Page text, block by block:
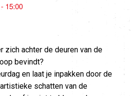
15:00
zich achter de deuren van de
bevindt?
en laat je inpakken door de
schatten van de